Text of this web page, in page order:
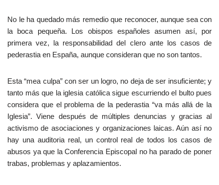
No le ha quedado más remedio que reconocer, aunque sea con
la boca pequeña. Los obispos españoles asumen así, por
primera vez, la responsabilidad del clero ante los casos de
pederastia en España, aunque consideran que no son tantos.
Esta “mea culpa” con ser un logro, no deja de ser insuficiente; y
tanto más que la iglesia católica sigue escurriendo el bulto pues
considera que el problema de la pederastia “va más allá de la
Iglesia”. Viene después de múltiples denuncias y gracias al
activismo de asociaciones y organizaciones laicas. Aún así no
hay una auditoria real, un control real de todos los casos de
abusos ya que la Conferencia Episcopal no ha parado de poner
trabas, problemas y aplazamientos.